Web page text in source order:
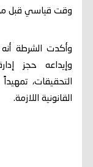
وقت قياسي قبل
وأكدت الشرطة أنه
وإيداعه حجز
التحقيقات، تمهيداً
القانونية اللازمة.